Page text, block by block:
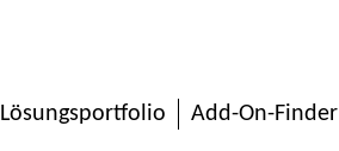
Lösungsportfolio Add-On-Finder